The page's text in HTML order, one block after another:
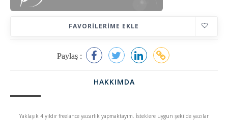
FAVORILERIME EKLE
Paylaş :
HAKKIMDA
Yaklaşık 4 yıldır freelance yazarlık yapmaktayım. İsteklere uygun şekilde yazılar